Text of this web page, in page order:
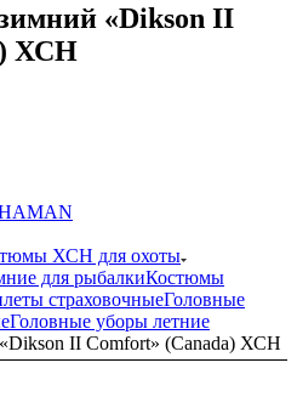
«Dikson II
ХСН
ХСН для охоты
для рыбалкиКостюмы
страховочныеГоловные
Головные уборы летние
II Comfort» (Canada) ХСН